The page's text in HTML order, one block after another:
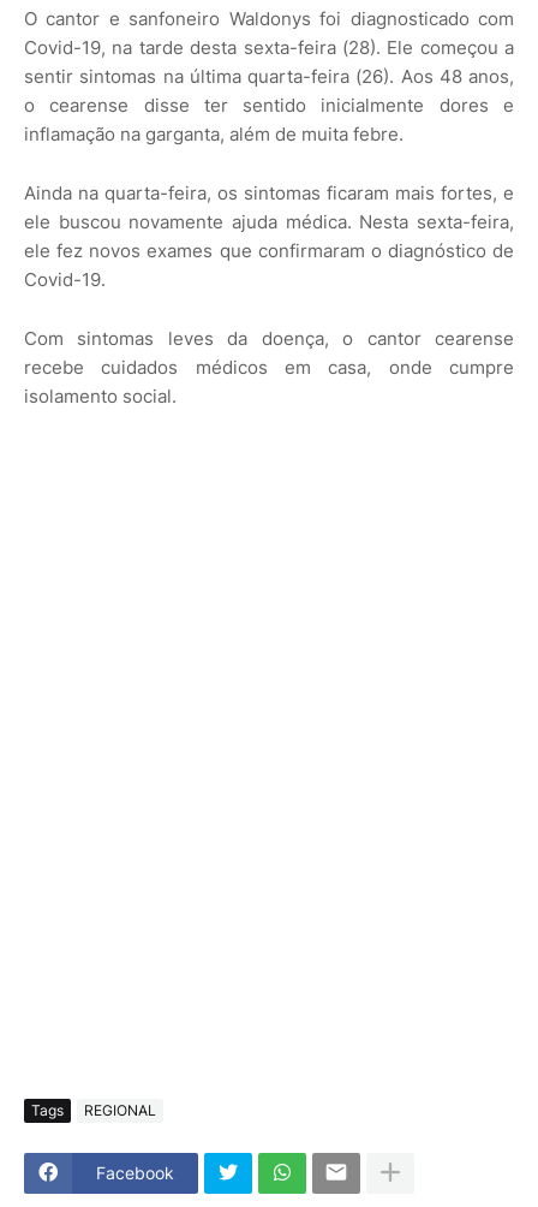
O cantor e sanfoneiro Waldonys foi diagnosticado com
Covid-19, na tarde desta sexta-feira (28). Ele começou a
sentir sintomas na última quarta-feira (26). Aos 48 anos,
o cearense disse ter sentido inicialmente dores e
inflamação na garganta, além de muita febre.
Ainda na quarta-feira, os sintomas ficaram mais fortes, e
ele buscou novamente ajuda médica. Nesta sexta-feira,
ele fez novos exames que confirmaram o diagnóstico de
Covid-19.
Com sintomas leves da doença, o cantor cearense
recebe cuidados médicos em casa, onde cumpre
isolamento social.
Tags REGIONAL
Facebook